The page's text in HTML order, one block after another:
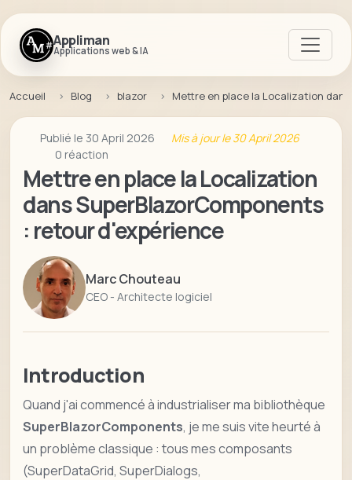
Appliman
Applications web & IA
Accueil Blog blazor Mettre en place la Localization
Publié le 30 April 2026
Mis à jour le 30 April 2026
0 réaction
Mettre en place la Localization
dans SuperBlazorComponents
: retour d'expérience
Marc Chouteau
CEO - Architecte logiciel
Introduction
Quand j'ai commencé à industrialiser ma bibliothèque
SuperBlazorComponents, je me suis vite heurté à
un problème classique : tous mes composants
(SuperDataGrid, SuperDialogs,